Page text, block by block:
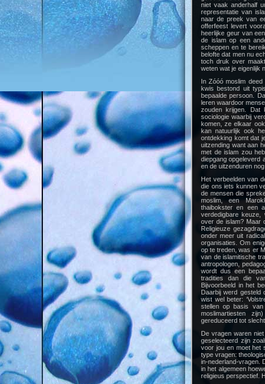
niet vaak anderhalf
representatie van
naar de preek van
offerfeest levert
heerlijke geur van
de islam op een
scheppen en te
belofte dat men nu
toch druk over
weten wat je eigenlijk
In Zóóó moslim
kwis bestond uit
bepaalde persoon.
leren waardoor
zouden krijgen. Dat
sociologie waarbij
komen, ze elkaar
kan natuurlijk ook
ontdekking komt dat
uitzending want aan
met de islam zou
diepgang opgeleverd
en de uitzenduren
Het verbeelden van
die ons iets kunnen
de mensen die
moslim, een
thaibokster en een
verdedigbare keuze,
over de islam? Maar
Religieuze
onder meer uit
organisaties. Om
op te treden, was er
van de islamitische
antropologen,
wordt dus een
tradities dan die
Bijvoorbeeld in het
Daarbij werd
wist wel beter:
stellen op basis van
moslimartiesten
gereduceerd tot
De vragen waren
geselecteerd zijn
voor jou en moet het
type vragen:
in-nederland-vragen.
in het algemeen
religieus perspectief.